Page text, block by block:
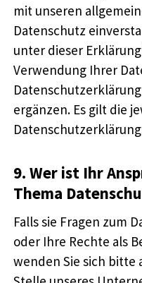
mit unseren
Datenschutz
unter dieser
Verwendung Ihrer
ergänzen. Es gilt die
9. Wer ist Ihr
Thema
Falls sie Fragen zum
oder Ihre Rechte als
wenden Sie sich